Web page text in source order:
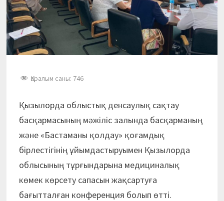
Қаралым саны: 746
Қызылорда облыстық денсаулық сақтау
басқармасының мәжіліс залында басқарманың
және «Бастаманы қолдау» қоғамдық
бірлестігінің ұйымдастыруымен Қызылорда
облысының тұрғындарына медициналық
көмек көрсету сапасын жақсартуға
бағытталған конференция болып өтті.